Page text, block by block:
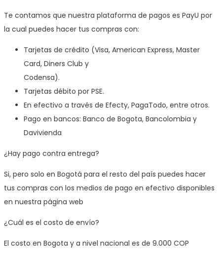
Te contamos que nuestra plataforma de pagos es PayU por
la cual puedes hacer tus compras con:
Tarjetas de crédito (Visa, American Express, Master
Card, Diners Club y
Codensa).
Tarjetas débito por PSE.
En efectivo a través de Efecty, PagaTodo, entre otros.
Pago en bancos: Banco de Bogota, Bancolombia y
Davivienda
¿Hay pago contra entrega?
Si, pero solo en Bogotá para el resto del país puedes hacer
tus compras con los medios de pago en efectivo disponibles
en nuestra página web
¿Cuál es el costo de envío?
El costo en Bogota y a nivel nacional es de 9.000 COP